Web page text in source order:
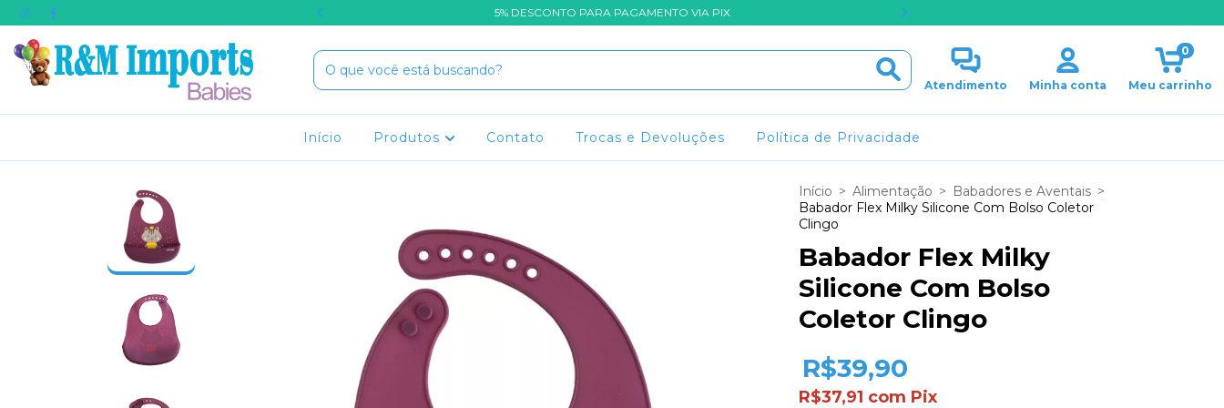
COMPRA USE O CUPOM BEMVINDO 5% DESCONTO PARA PAGAMENTO VIA PIX
Atendimento Minha conta Meu carrinho
0
Início Produtos Contato Trocas e Devoluções Política de Privacidade
Início > Alimentação > Babadores e Aventais >
Babador Flex Milky Silicone Com Bolso Coletor
Clingo
Babador Flex Milky
Silicone Com Bolso
Coletor Clingo
R$39,90
R$37,91 com Pix